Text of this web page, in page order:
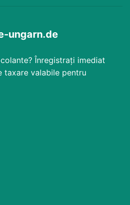
ungarn.de
Înregistrați imediat
taxare valabile pentru